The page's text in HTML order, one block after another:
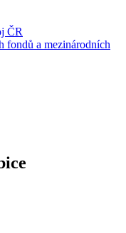
ČR
fondů a mezinárodních